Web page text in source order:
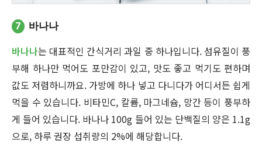
7 바나나
바나나는 대표적인 간식거리 과일 중 하나입니다. 섬유질이 풍
부해 하나만 먹어도 포만감이 있고, 맛도 좋고 먹기도 편하며
값도 저렴하니까요. 가방에 하나 넣고 다니다가 어디서든 쉽게
먹을 수 있습니다. 비타민C, 칼륨, 마그네슘, 망간 등이 풍부하
게 들어 있습니다. 바나나 100g 들어 있는 단백질의 양은 1.1g
으로, 하루 권장 섭취량의 2%에 해당합니다.